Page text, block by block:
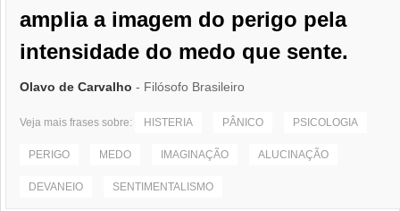
amplia a imagem do perigo pela
intensidade do medo que sente.
Olavo de Carvalho - Filósofo Brasileiro
Veja mais frases sobre: HISTERIA PÂNICO PSICOLOGIA
PERIGO MEDO IMAGINAÇÃO ALUCINAÇÃO
DEVANEIO SENTIMENTALISMO